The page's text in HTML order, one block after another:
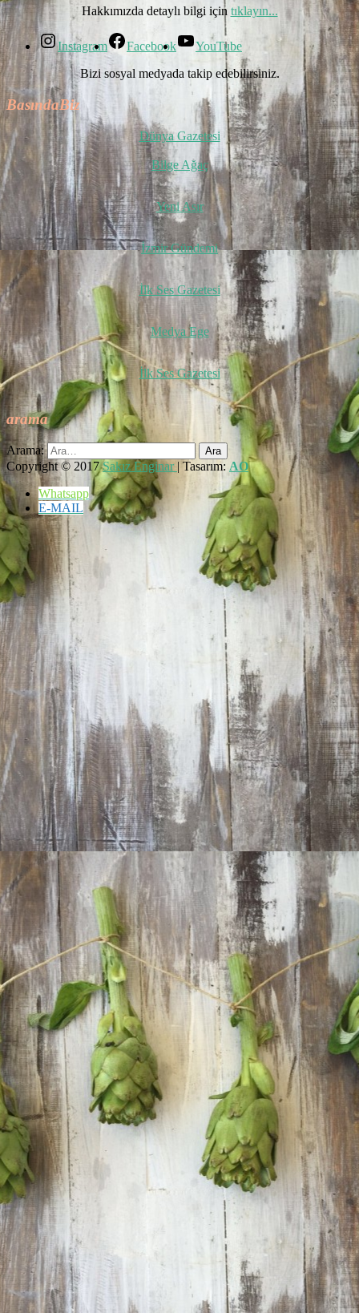
Hakkımızda detaylı bilgi için tıklayın...
Instagram Facebook
YouTube
Bizi sosyal medyada takip edebilirsiniz.
BasındaBiz
Dünya Gazetesi
Bilge Ağaç
Yeni Asır
İzmir Gündemi
İlk Ses Gazetesi
Medya Ege
İlk Ses Gazetesi
arama
Arama:
Copyright © 2017Sakız Enginar | Tasarım: AO
Whatsapp
E-MAIL